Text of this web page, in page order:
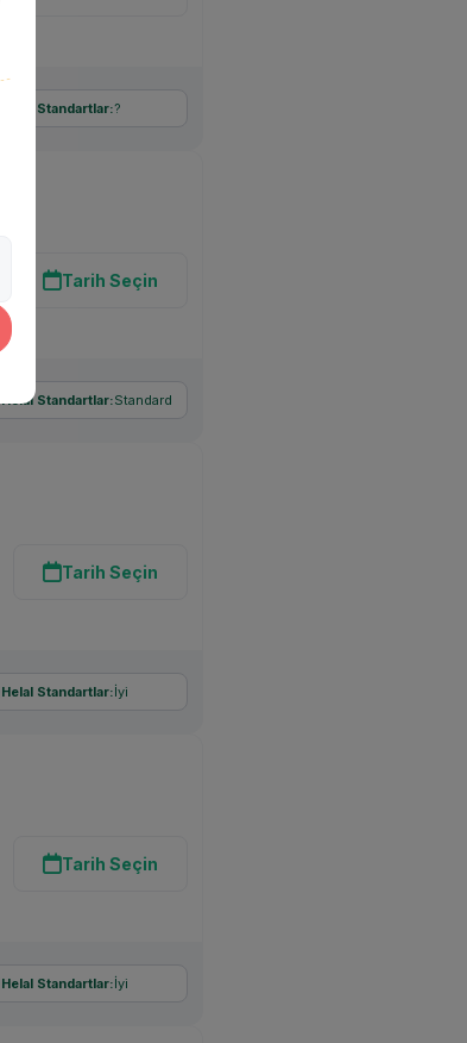
Helal Standartlar:?
Tarih Seçin
Helal Standartlar:Standard
Tarih Seçin
Helal Standartlar:İyi
Tarih Seçin
Helal Standartlar:İyi